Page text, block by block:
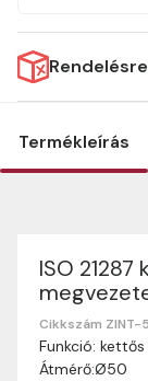
Rendelésre
Termékleírás
ISO
Cikkszám
Funkció:
Átmérő:Ø50
Szállítási
Nagyon